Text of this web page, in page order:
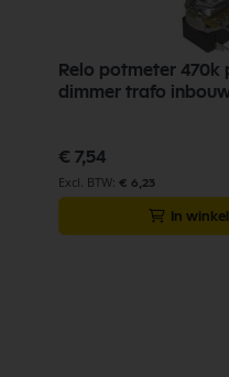
Relo potmeter 470k
dimmer trafo
€ 7,54
€ 6,23
In